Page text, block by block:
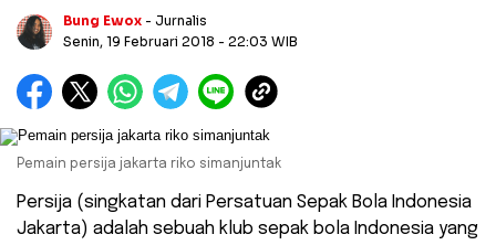
Bung Ewox - Jurnalis
Senin, 19 Februari 2018 - 22:03 WIB
Pemain persija jakarta riko simanjuntak
Persija (singkatan dari Persatuan Sepak Bola Indonesia
Jakarta) adalah sebuah klub sepak bola Indonesia yang